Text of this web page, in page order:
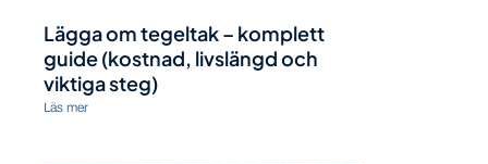
Lägga om tegeltak – komplett
guide (kostnad, livslängd och
viktiga steg)
Läs mer